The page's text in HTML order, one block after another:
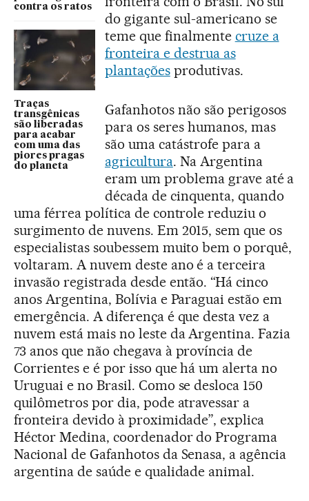
contra os ratos
Traças
transgênicas
são liberadas
para acabar
com uma das
piores pragas
do planeta
do gigante sul-americano se
teme que finalmente cruze a
fronteira e destrua as
plantaçõesprodutivas.
Gafanhotos não são perigosos
para os seres humanos, mas
são uma catástrofe para a
agricultura. Na Argentina
eram um problema grave até a
década de cinquenta, quando
uma férrea política de controle reduziu o
surgimento de nuvens. Em 2015, sem que os
especialistas soubessem muito bem o porquê,
voltaram. A nuvem deste ano é a terceira
invasão registrada desde então. “Há cinco
anos Argentina, Bolívia e Paraguai estão em
emergência. A diferença é que desta vez a
nuvem está mais no leste da Argentina. Fazia
73 anos que não chegava à província de
Corrientes e é por isso que há um alerta no
Uruguai e no Brasil. Como se desloca 150
quilômetros por dia, pode atravessar a
fronteira devido à proximidade”, explica
Héctor Medina, coordenador do Programa
Nacional de Gafanhotos da Senasa, a agência
argentina de saúde e qualidade animal.